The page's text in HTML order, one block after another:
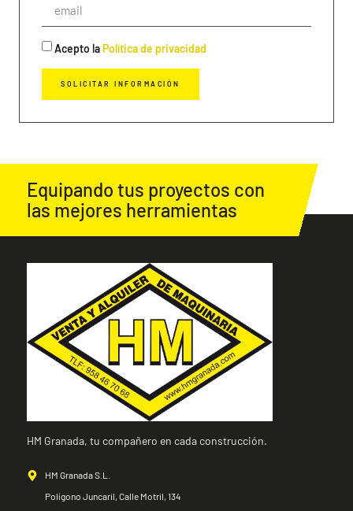
Acepto la Política de privacidad
SOLICITAR INFORMACIÓN
Equipando tus proyectos con
las mejores herramientas
HM Granada, tu compañero en cada construcción.
HM Granada S.L.
Polígono Juncaril, Calle Motril, 134